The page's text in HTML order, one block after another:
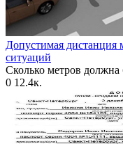
Допустимая дистанция
ситуаций
Сколько метров
0 12.4к.